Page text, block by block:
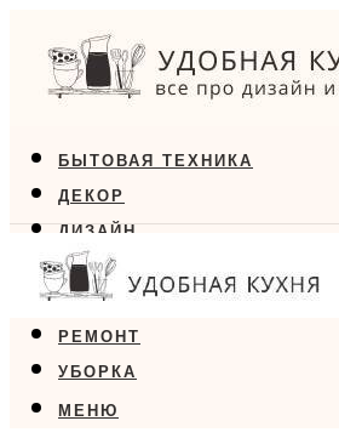
БЫТОВАЯ ТЕХНИКА
ДЕКОР
ДИЗАЙН
ЕДА
МЕБЕЛЬ
РЕМОНТ
УБОРКА
МЕНЮ